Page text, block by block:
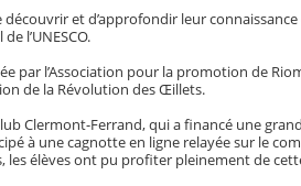
et d’approfondir leur connaissance
l’UNESCO.
par l’Association pour la promotion de
de la Révolution des Œillets.
Clermont-Ferrand, qui a financé une
à une cagnotte en ligne relayée sur le
les élèves ont pu profiter pleinement de